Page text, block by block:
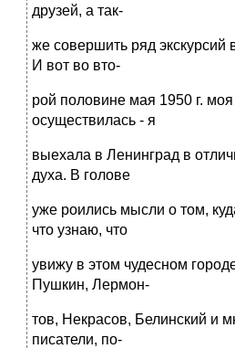
друзей, а так-
же совершить ряд экскурсий
И вот во вто-
рой половине мая 1950 г.
осуществилась - я
выехала в Ленинград в
духа. В голове
уже роились мысли о том,
что узнаю, что
увижу в этом чудесном
Пушкин, Лермон-
тов, Некрасов, Белинский и
писатели, по-